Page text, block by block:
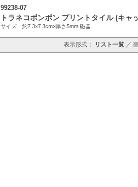
99238-07
トラネコボンボン プリントタイル (キャ
サイズ 約7.3×7.3cm×厚さ5mm 磁器
表示形式： リスト一覧 ／